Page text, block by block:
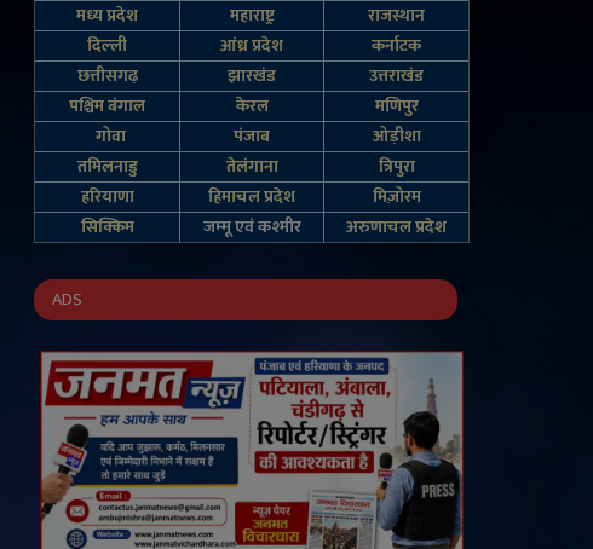
मध्य प्रदेश
महाराष्ट्र
राजस्थान
दिल्‍ली
आंध्र प्रदेश
कर्नाटक
छत्तीसगढ़
झारखंड
उत्तराखंड
पश्चिम बंगाल
केरल
मणिपुर
गोवा
पंजाब
ओड़ीशा
तमिलनाडु
तेलंगाना
त्रिपुरा
हरियाणा
हिमाचल प्रदेश
मिज़ोरम
सिक्किम
जम्‍मू एवं कश्‍मीर अरुणाचल प्रदेश
ADS